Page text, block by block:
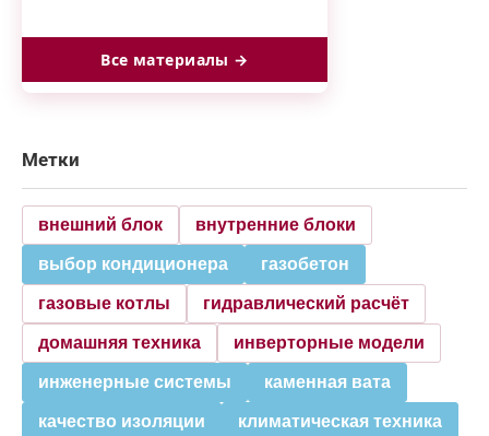
Все материалы →
Метки
внешний блок внутренние блоки
выбор кондиционера газобетон
газовые котлы гидравлический расчёт
домашняя техника инверторные модели
инженерные системы каменная вата
качество изоляции климатическая техника